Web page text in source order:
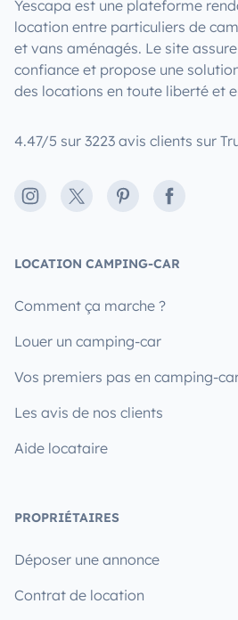
Yescapa est une plateforme
location entre particuliers de
et vans aménagés. Le site
confiance et propose une
des locations en toute liberté et
4.47/5 sur 3223 avis clients sur
Instagram
X PinterestFacebook
LOCATION CAMPING-CAR
Comment ça marche ?
Louer un camping-car
Vos premiers pas en camping-
Les avis de nos clients
Aide locataire
PROPRIÉTAIRES
Déposer une annonce
Contrat de location